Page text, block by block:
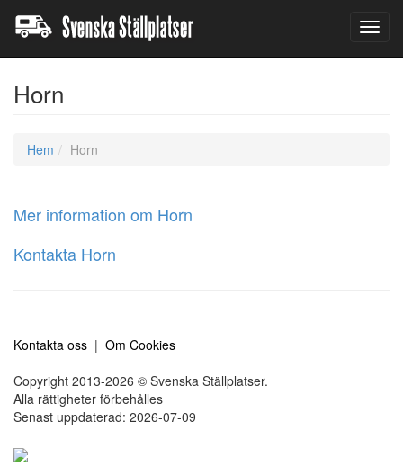
Horn
Hem Horn
Mer information om Horn
Kontakta Horn
Kontakta oss | Om Cookies
Copyright 2013-2026 © Svenska Ställplatser.
Alla rättigheter förbehålles
Senast uppdaterad: 2026-07-09